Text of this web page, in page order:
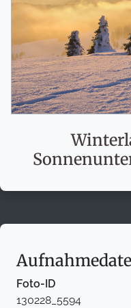
Foto-ID
130228_5594